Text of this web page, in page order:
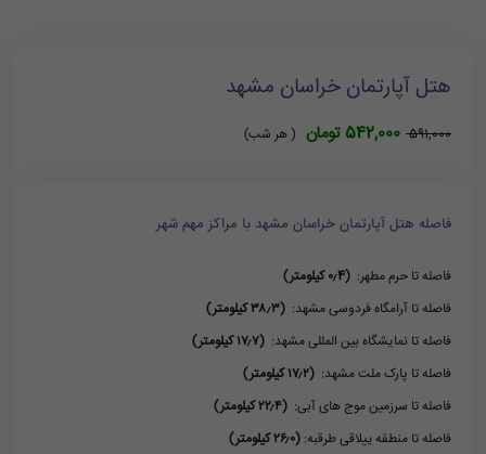
هتل آپارتمان خراسان مشهد
591,000 542,000 تومان ( هر شب)
فاصله هتل آپارتمان خراسان مشهد با مراکز مهم شهر
فاصله تا حرم مطهر: (۰٫4 کیلومتر)
فاصله تا آرامگاه فردوسی مشهد: (۳۸٫۳ کیلومتر)
فاصله تا نمایشگاه بین المللی مشهد: (۱۷٫۷ کیلومتر)
فاصله تا پارک ملت مشهد: (۱۷٫۲ کیلومتر)
فاصله تا سرزمین موج های آبی: (۲۲٫۴ کیلومتر)
فاصله تا منطقه ییلاقی طرقبه: (۲۶٫۰ کیلومتر)